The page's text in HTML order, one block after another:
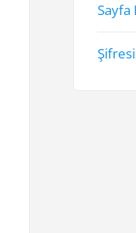
Sayfa